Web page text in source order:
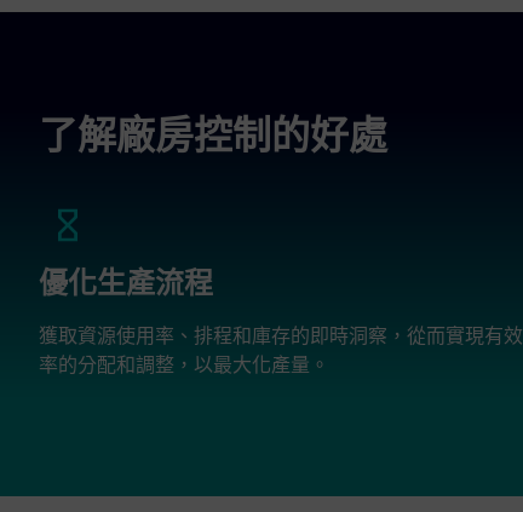
了解廠房控制的好處
優化生產流程
獲取資源使用率、排程和庫存的即時洞察，從而實現有效
率的分配和調整，以最大化產量。